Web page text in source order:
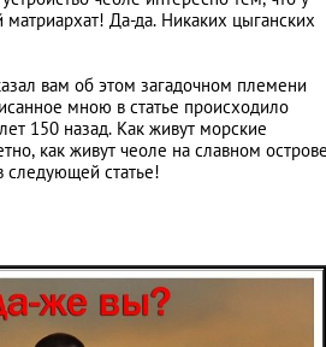
матриархат! Да-да. Никаких цыганских
вам об этом загадочном племени
мною в статье происходило
150 назад. Как живут морские
как живут чеоле на славном
следующей статье!